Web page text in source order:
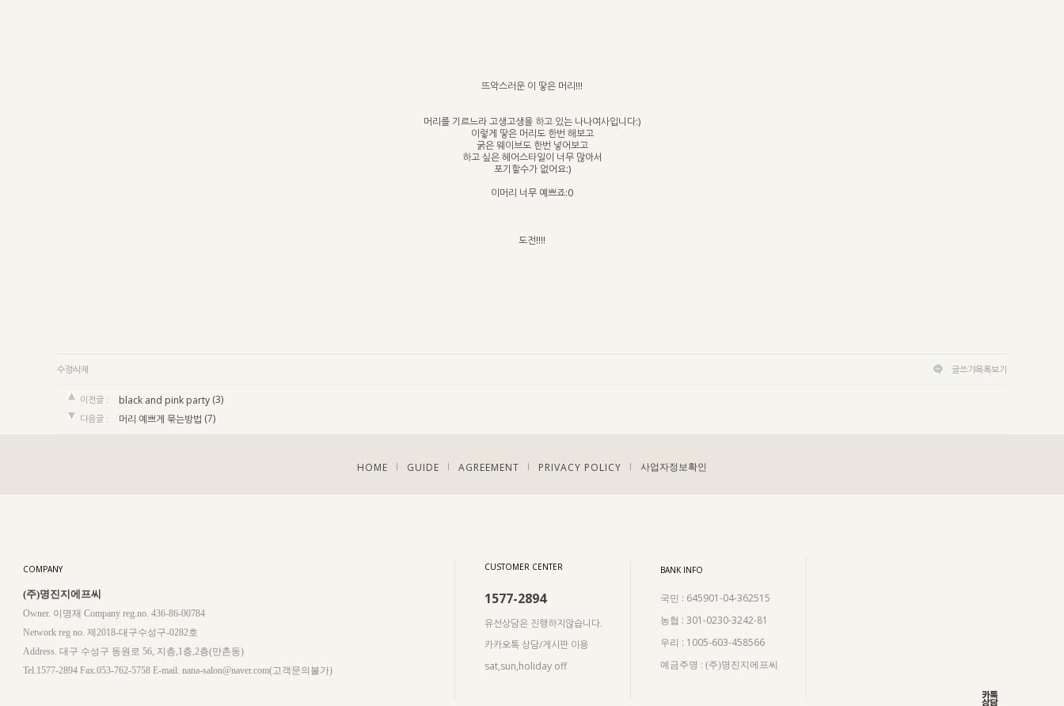
뜨악스러운 이 땋은 머리!!!
머리를 기르느라 고생고생을 하고 있는 나나여사입니다:)
이렇게 땋은 머리도 한번 해보고
굵은 웨이브도 한번 넣어보고
하고 싶은 헤어스타일이 너무 많아서
포기할수가 없어요:)
이머리 너무 예쁘죠:0
도전!!!!
수정삭제 글쓰기목록보기
이전글 : black and pink party (3)
다음글 : 머리 예쁘게 묶는방법 (7)
HOME | GUIDE | AGREEMENT | PRIVACY POLICY | 사업자정보확인
COMPANY
(주)명진지에프씨
Owner. 이명재 Company reg.no. 436-86-00784
Network reg no. 제2018-대구수성구-0282호
Address. 대구 수성구 동원로 56, 지층,1층,2층(만촌동)
Tel.1577-2894 Fax.053-762-5758 E-mail. nana-salon@naver.com(고객문의불가)
CUSTOMER CENTER
1577-2894
유선상담은 진행하지않습니다.
카카오톡 상담/게시판 이용
sat,sun,holiday off
BANK INFO
국민 : 645901-04-362515
농협 : 301-0230-3242-81
우리 : 1005-603-458566
예금주명 : (주)명진지에프씨